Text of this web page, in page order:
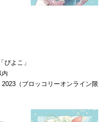
ぴよこ」
内
（ブロッコリーオンライン限